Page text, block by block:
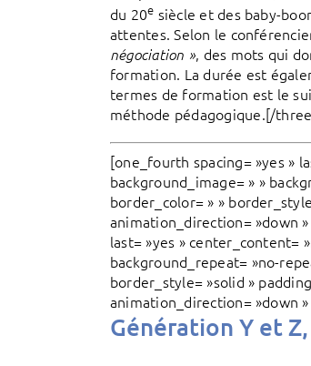
du 20e siècle et des baby-
attentes. Selon le
négociation », des mots qui
formation. La durée est
termes de formation est le
méthode pédagogique.[/
[one_fourth spacing= »yes »
background_image= » »
border_color= » »
animation_direction= »down
last= »yes » center_content=
background_repeat= »no-
border_style= »solid »
animation_direction= »down »
Génération Y et